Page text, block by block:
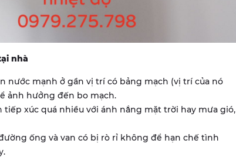
nhà
nước mạnh ở gần vị trí có bảng mạch (vị trí của nó
ảnh hưởng đến bo mạch.
xúc quá nhiều với ánh nắng mặt trời hay mưa gió,
ống và van có bị rò rỉ không để hạn chế tình